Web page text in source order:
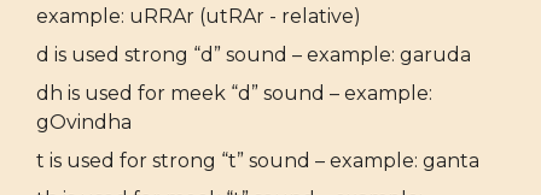
example: uRRAr (utRAr - relative)
d is used strong “d” sound – example: garuda
dh is used for meek “d” sound – example:
gOvindha
t is used for strong “t” sound – example: ganta